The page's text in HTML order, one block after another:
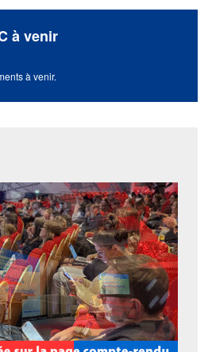
à venir
à venir.